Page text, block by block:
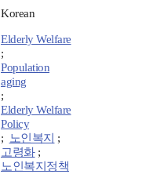
Korean
Elderly Welfare
;
Population
aging
;
Elderly Welfare
Policy
; 노인복지 ;
고령화;
노인복지정책